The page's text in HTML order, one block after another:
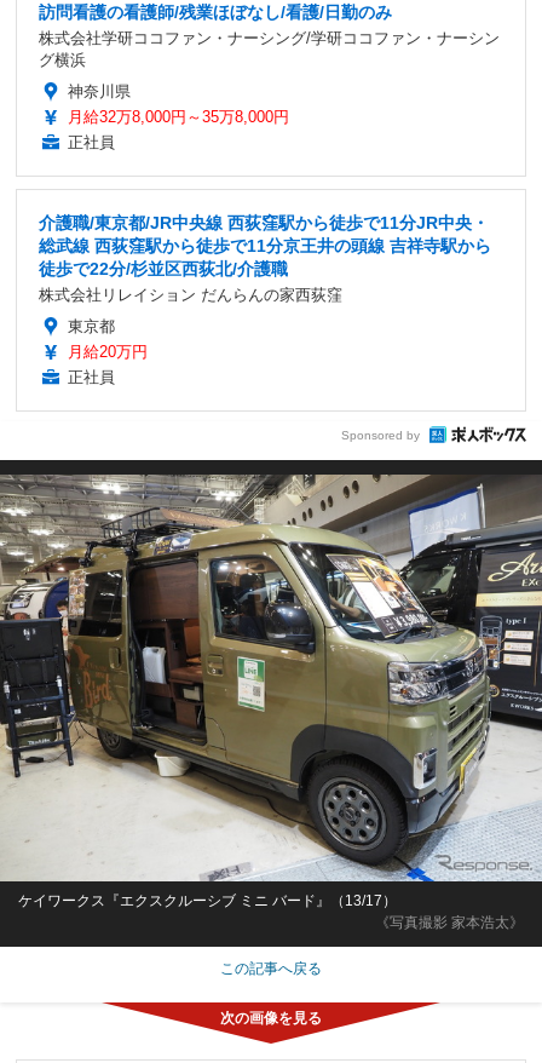
訪問看護の看護師/残業ほぼなし/看護/日勤のみ
株式会社学研ココファン・ナーシング/学研ココファン・ナーシン
グ横浜
神奈川県
月給32万8,000円～35万8,000円
正社員
介護職/東京都/JR中央線 西荻窪駅から徒歩で11分JR中央・
総武線 西荻窪駅から徒歩で11分京王井の頭線 吉祥寺駅から
徒歩で22分/杉並区西荻北/介護職
株式会社リレイション だんらんの家西荻窪
東京都
月給20万円
正社員
Sponsored by
《写真撮影 家本浩太》
ケイワークス『エクスクルーシブ ミニ バード』（13/17）
この記事へ戻る